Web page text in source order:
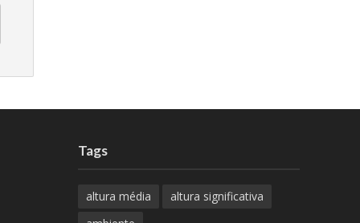
Tags
altura média
altura significativa